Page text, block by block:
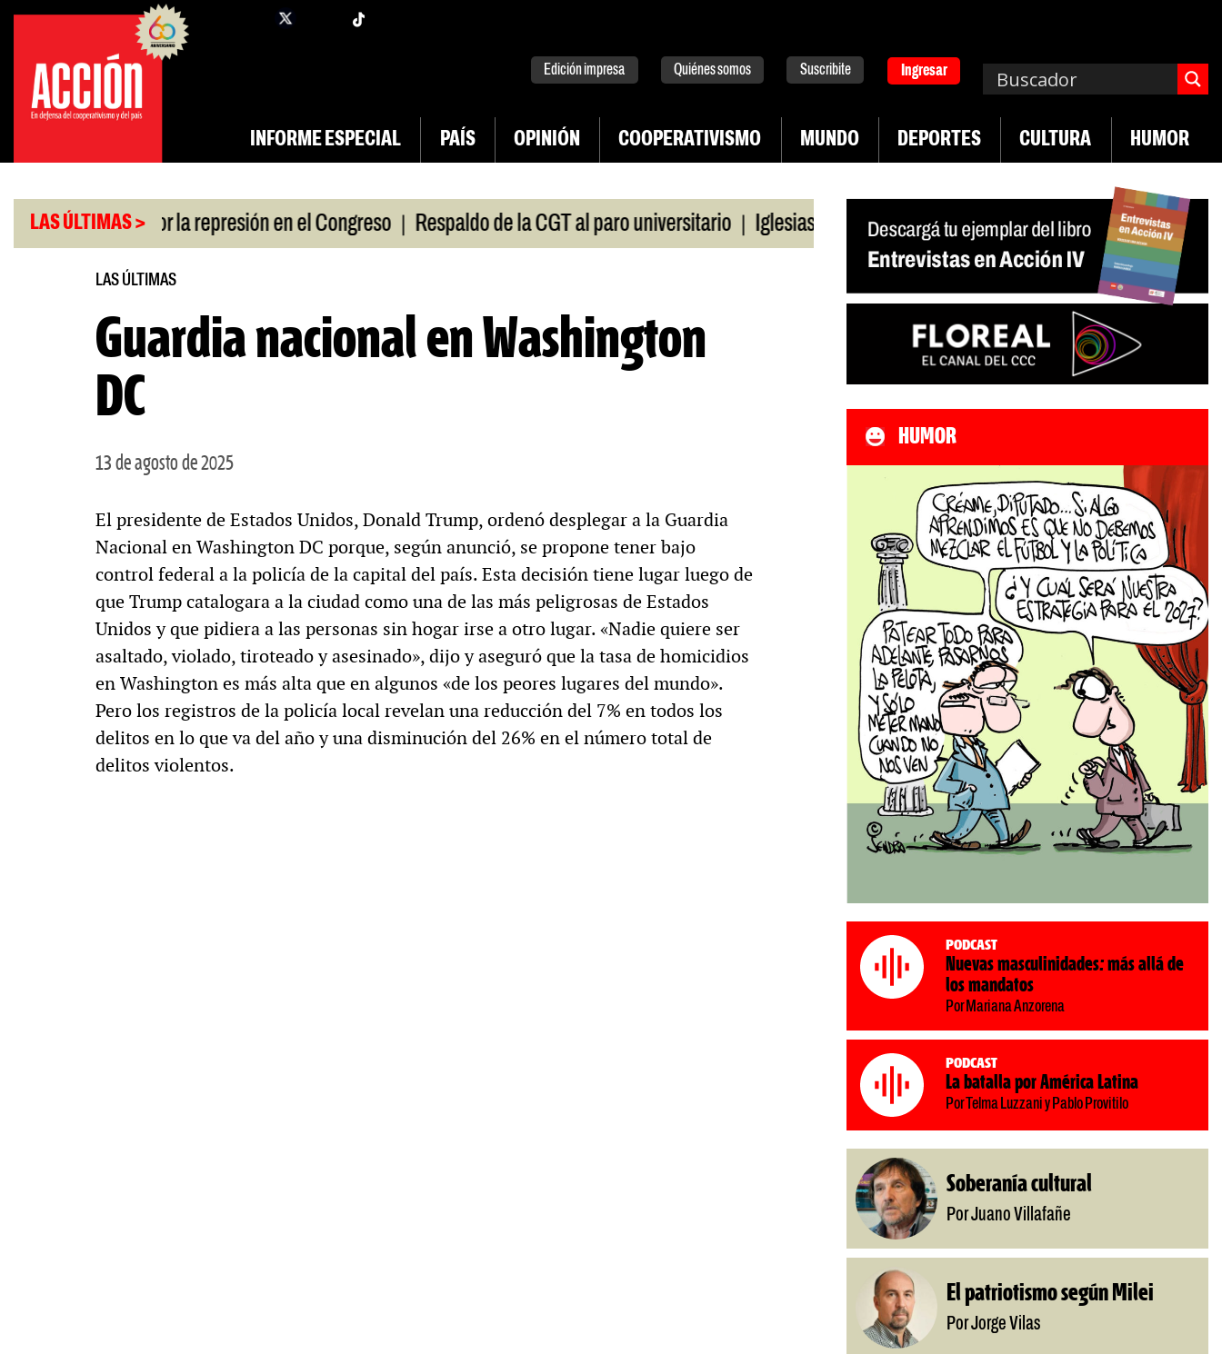
Saltar
contenido
facebook
Edición impresa Quiénes somos Suscribite Ingresar
INFORME ESPECIAL PAÍS OPINIÓN COOPERATIVISMO MUNDO DEPORTES CULTURA HUMOR
LAS ÚLTIMAS >
a policías por la represión en el Congreso | Respaldo de la CGT al paro universitario | Iglesias y templos asisten económicamente a la población |
LAS ÚLTIMAS
Guardia nacional en Washington
DC
13 de agosto de 2025
El presidente de Estados Unidos, Donald Trump, ordenó desplegar a la Guardia
Nacional en Washington DC porque, según anunció, se propone tener bajo
control federal a la policía de la capital del país. Esta decisión tiene lugar luego de
que Trump catalogara a la ciudad como una de las más peligrosas de Estados
Unidos y que pidiera a las personas sin hogar irse a otro lugar. «Nadie quiere ser
asaltado, violado, tiroteado y asesinado», dijo y aseguró que la tasa de homicidios
en Washington es más alta que en algunos «de los peores lugares del mundo».
Pero los registros de la policía local revelan una reducción del 7% en todos los
delitos en lo que va del año y una disminución del 26% en el número total de
delitos violentos.
HUMOR
Podcast
Nuevas masculinidades: más allá de
los mandatos
Por Mariana Anzorena
Podcast
La batalla por América Latina
Por Telma Luzzani y Pablo Provitilo
Soberanía cultural
Por Juano Villafañe
El patriotismo según Milei
Por Jorge Vilas